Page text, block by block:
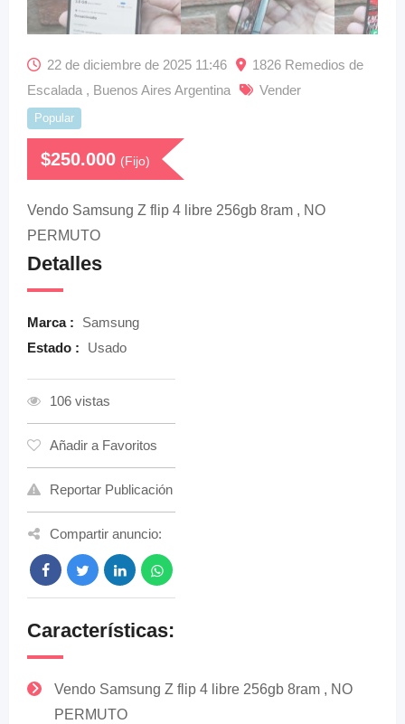
22 de diciembre de 2025 11:46
1826 Remedios de
Escalada , Buenos Aires Argentina
Vender
Popular
$250.000 (Fijo)
Vendo Samsung Z flip 4 libre 256gb 8ram , NO
PERMUTO
Detalles
Marca :
Samsung
Estado :
Usado
106 vistas
Añadir a Favoritos
Reportar Publicación
Compartir anuncio:
Características:
Vendo Samsung Z flip 4 libre 256gb 8ram , NO
PERMUTO